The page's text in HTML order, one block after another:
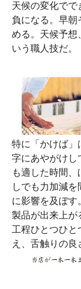
天候の変化でで
負になる。早朝
める。天候予想
いう職人技だ。
特に「かけば」
字にあやがけし
も適した時間
しでも力加減
に影響を及ぼす
製品が出来上が
工程ひとつひと
え、舌触りの良